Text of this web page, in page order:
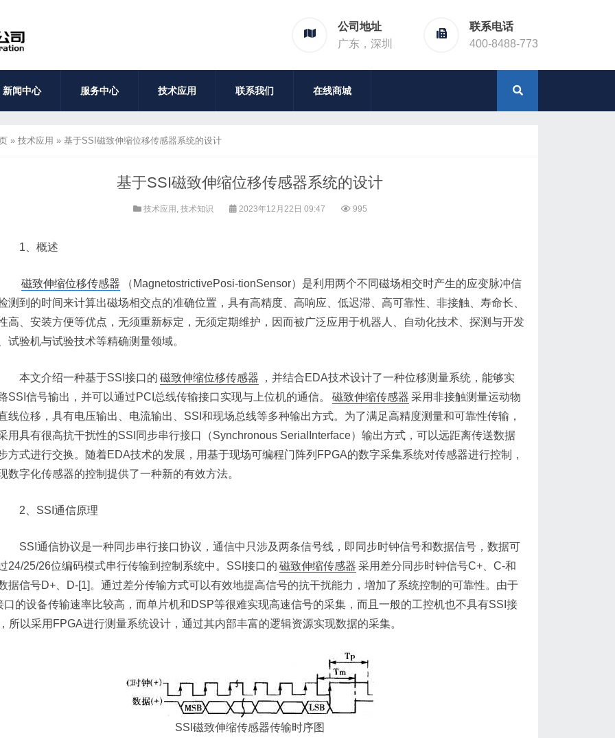
公司地址
广东，深圳
联系电话
400-8488-773
新闻中心 服务中心 技术应用 联系我们 在线商城
» 技术应用 » 基于SSI磁致伸缩位移传感器系统的设计
基于SSI磁致伸缩位移传感器系统的设计
技术应用 , 技术知识 2023年12月22日 09:47 995
、概述
磁致伸缩位移传感器
（MagnetostrictivePosi-tionSensor）是利用两个不同磁场相交时产生的应变脉冲信
测到的时间来计算出磁场相交点的准确位置，具有高精度、高响应、低迟滞、高可靠性、非接触、寿命长、
高、安装方便等优点，无须重新标定，无须定期维护，因而被广泛应用于机器人、自动化技术、探测与开发
试验机与试验技术等精确测量领域。
文介绍一种基于SSI接口的 磁致伸缩位移传感器
，并结合EDA技术设计了一种位移测量系统，能够实
SSI信号输出，并可以通过PCI总线传输接口实现与上位机的通信。
磁致伸缩传感器 采用非接触测量运动物
线位移，具有电压输出、电流输出、SSI和现场总线等多种输出方式。为了满足高精度测量和可靠性传输，
用具有很高抗干扰性的SSI同步串行接口（Synchronous SerialInterface）输出方式，可以远距离传送数据
方式进行交换。随着EDA技术的发展，用基于现场可编程门阵列FPGA的数字采集系统对传感器进行控制，
数字化传感器的控制提供了一种新的有效方法。
、SSI通信原理
通信协议是一种同步串行接口协议，通信中只涉及两条信号线，即同步时钟信号和数据信号，数据可
24/25/26位编码模式串行传输到控制系统中。SSI接口的 磁致伸缩传感器 采用差分同步时钟信号C+、C-和
据信号D+、D-[1]。通过差分传输方式可以有效地提高信号的抗干扰能力，增加了系统控制的可靠性。由于
口的设备传输速率比较高，而单片机和DSP等很难实现高速信号的采集，而且一般的工控机也不具有SSI接
所以采用FPGA进行测量系统设计，通过其内部丰富的逻辑资源实现数据的采集。
SSI磁致伸缩传感器传输时序图